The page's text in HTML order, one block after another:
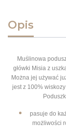
Opis
Muślinowa
główki Misia z
Można jej używać
jest z 100%
pasuje do
możliwości